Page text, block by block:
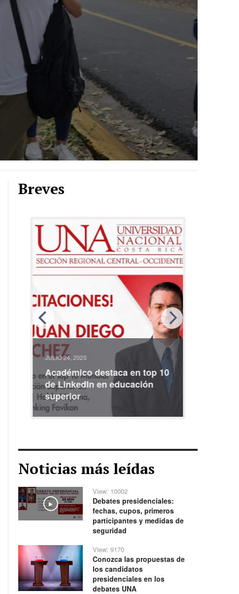
Breves
JULIO 24, 2026
Académico destaca en top 10
de LinkedIn en educación
superior
Noticias más leídas
Play
View: 10002
Debates presidenciales:
fechas, cupos, primeros
participantes y medidas de
seguridad
View: 9170
Conozca las propuestas de
los candidatos
presidenciales en los
debates UNA